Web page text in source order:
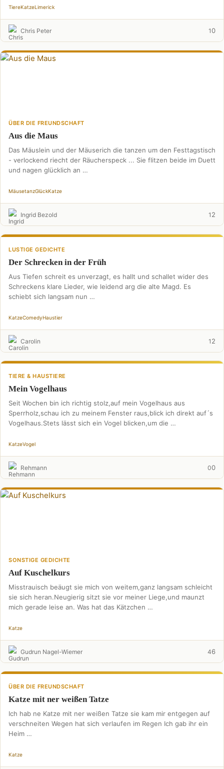
TiereKatzeLimerick
Chris Peter 10
ÜBER DIE FREUNDSCHAFT
Aus die Maus
Das Mäuslein und der Mäuserich die tanzen um den Festtagstisch
- verlockend riecht der Räucherspeck ... Sie flitzen beide im Duett
und nagen glücklich an …
MäusetanzGlückKatze
Ingrid Bezold 1 2
LUSTIGE GEDICHTE
Der Schrecken in der Früh
Aus Tiefen schreit es unverzagt, es hallt und schallet wider des
Schreckens klare Lieder, wie leidend arg die alte Magd. Es
schiebt sich langsam nun …
KatzeComedyHaustier
Carolin 1 2
TIERE & HAUSTIERE
Mein Vogelhaus
Seit Wochen bin ich richtig stolz,auf mein Vogelhaus aus
Sperrholz,schau ich zu meinem Fenster raus,blick ich direkt auf´s
Vogelhaus.Stets lässt sich ein Vogel blicken,um die …
KatzeVogel
Rehmann 00
SONSTIGE GEDICHTE
Auf Kuschelkurs
Misstrauisch beäugt sie mich von weitem,ganz langsam schleicht
sie sich heran.Neugierig sitzt sie vor meiner Liege,und maunzt
mich gerade leise an. Was hat das Kätzchen …
Katze
Gudrun Nagel-Wiemer 46
ÜBER DIE FREUNDSCHAFT
Katze mit ner weißen Tatze
Ich hab ne Katze mit ner weißen Tatze sie kam mir entgegen auf
verschneiten Wegen hat sich verlaufen im Regen Ich gab ihr ein
Heim …
Katze